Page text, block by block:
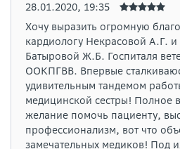
28.01.2020, 19:35
Хочу выразить огромную
кардиологу Некрасовой А.Г.
Батыровой Ж.Б. Госпиталя
ООКПГВВ. Впервые
удивительным тандемом
медицинской сестры! Полное
желание помочь пациенту,
профессионализм, вот что
замечательных медиков! Под